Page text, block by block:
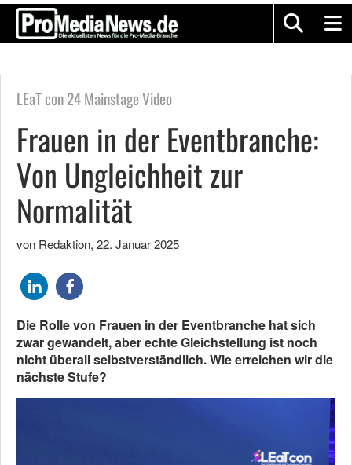
LEaT con 24 Mainstage Video
Frauen in der Eventbranche:
Von Ungleichheit zur
Normalität
von Redaktion, 22. Januar 2025
Die Rolle von Frauen in der Eventbranche hat sich
zwar gewandelt, aber echte Gleichstellung ist noch
nicht überall selbstverständlich. Wie erreichen wir die
nächste Stufe?